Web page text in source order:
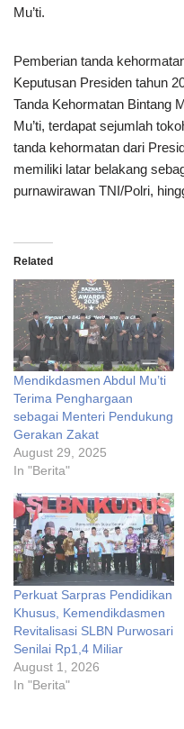
Mu’ti.
Pemberian tanda
Keputusan Presiden tahun
Tanda Kehormatan Bintang
Mu’ti, terdapat sejumlah
tanda kehormatan dari
memiliki latar belakang
purnawirawan TNI/Polri,
Related
Mendikdasmen Abdul Mu’ti
Terima Penghargaan
sebagai Menteri Pendukung
Gerakan Zakat
August 29, 2025
In "Berita"
Perkuat Sarpras Pendidikan
Khusus, Kemendikdasmen
Revitalisasi SLBN Purwosari
Senilai Rp1,4 Miliar
August 1, 2026
In "Berita"